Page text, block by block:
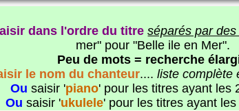
dans l'ordre du titre séparés par
mer" pour "Belle ile en Mer".
Peu de mots = recherche
le nom du chanteur.... liste complète
Ou saisir 'piano' pour les titres ayant les
Ou saisir 'ukulele' pour les titres ayant